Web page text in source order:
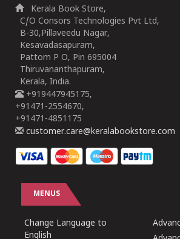
Kerala Book Store,
C/O Consors Technologies Pvt Ltd,
B-30,Pillaveedu Nagar,
Kesavadasapuram,
Pattom P O, Pin 695004
Thiruvananthapuram,
Kerala, India.
+919447945175,
+91471-2554670,
+91471-4851175
customer.care@keralabookstore.com
MENUS
Change Language to
English